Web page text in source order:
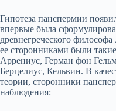
Гипотеза панспермии
впервые была
древнегреческого
ее сторонниками были
Аррениус, Герман фон
Берцелиус, Кельвин. В
теории, сторонники
наблюдения: